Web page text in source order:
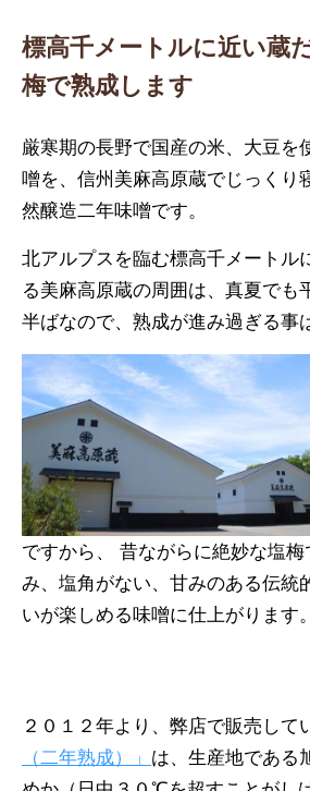
標高千メートルに近い蔵
梅で熟成します
厳寒期の長野で国産の米、大豆を
噌を、信州美麻高原蔵でじっくり
然醸造二年味噌です。
北アルプスを臨む標高千メートル
る美麻高原蔵の周囲は、真夏で
半ばなので、熟成が進み過ぎる事
ですから、 昔ながらに絶妙な塩
み、塩角がない、甘みのある伝統
いが楽しめる味噌に仕上がります。
２０１２年より、弊店で販売して
（二年熟成）」 は、生産地である